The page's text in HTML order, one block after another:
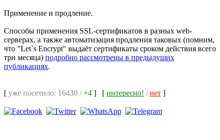
Применение и продление.
Способы применения SSL-сертификатов в разных web-
серверах, а также автоматизация продления таковых (помним,
что "Let`s Encrypt" выдаёт сертификаты сроком действия всего
три месяца) подробно рассмотрены в предыдущих
публикациях.
[ уже посетило: 16430 /+4 ] [ интересно! /нет ]